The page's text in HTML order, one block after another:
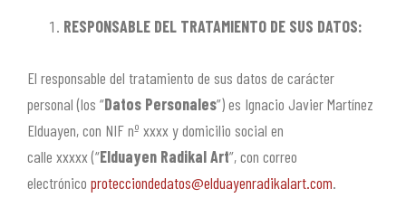
RESPONSABLE DEL TRATAMIENTO DE SUS DATOS:
El responsable del tratamiento de sus datos de carácter
personal (los “Datos Personales”) es Ignacio Javier Martínez
Elduayen, con NIF nº xxxx y domicilio social en
calle xxxxx (“Elduayen Radikal Art”, con correo
electrónico protecciondedatos@elduayenradikalart.com.